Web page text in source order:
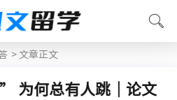
> 文章正文
为何总有人跳｜论文